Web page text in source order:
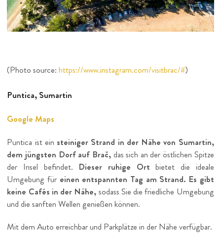
(Photo source:https://www.instagram.com/visitbrac/#)
Puntica, Sumartin
Google Maps
Puntica ist ein steiniger Strand in der Nähe von Sumartin,
dem jüngsten Dorf auf Brač, das sich an der östlichen Spitze
der Insel befindet. Dieser ruhige Ortbietet die ideale
Umgebung für einen entspannten Tag am Strand. Es gibt
keine Cafés in der Nähe, sodass Sie die friedliche Umgebung
und die sanften Wellen genießen können.
Mit dem Auto erreichbar und Parkplätze in der Nähe verfügbar.